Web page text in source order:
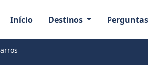
Início Destinos